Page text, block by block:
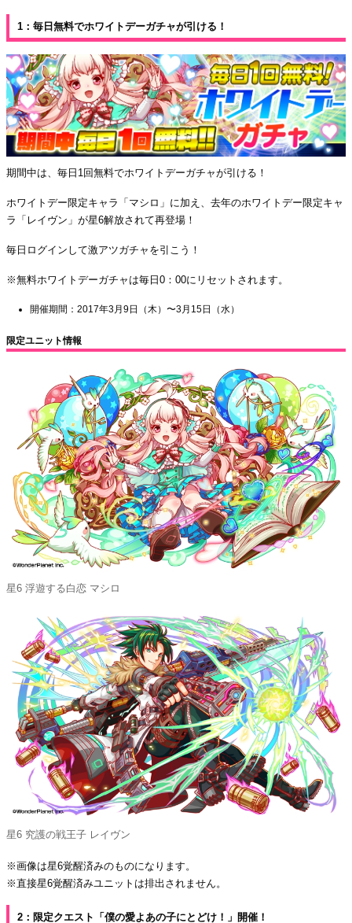
1：毎日無料でホワイトデーガチャが引ける！
期間中は、毎日1回無料でホワイトデーガチャが引ける！
ホワイトデー限定キャラ「マシロ」に加え、去年のホワイトデー限定キャ
ラ「レイヴン」が星6解放されて再登場！
毎日ログインして激アツガチャを引こう！
※無料ホワイトデーガチャは毎日0：00にリセットされます。
開催期間：2017年3月9日（木）〜3月15日（水）
限定ユニット情報
星6 浮遊する白恋 マシロ
星6 究護の戦王子 レイヴン
※画像は星6覚醒済みのものになります。
※直接星6覚醒済みユニットは排出されません。
2：限定クエスト「僕の愛よあの子にとどけ！」開催！